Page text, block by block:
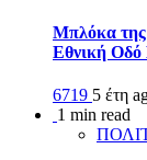
Μπλόκα της
Εθνική Οδό
6719 5 έτη
1 min read